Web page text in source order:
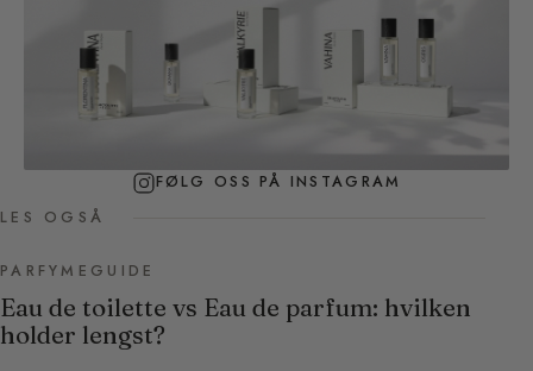
FØLG OSS PÅ INSTAGRAM
LES OGSÅ
PARFYMEGUIDE
Eau de toilette vs Eau de parfum: hvilken
holder lengst?